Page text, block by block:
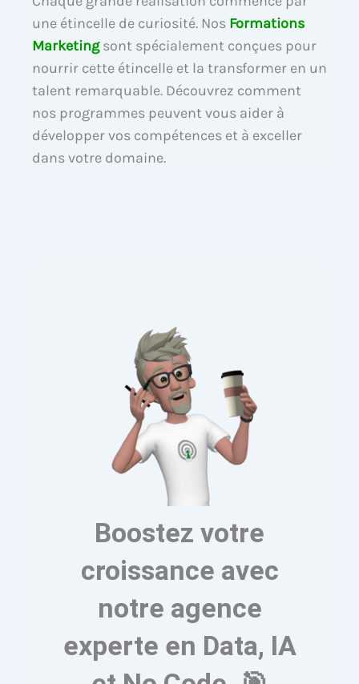
une étincelle de curiosité. Nos Formations
Marketingsont spécialement conçues pour
nourrir cette étincelle et la transformer en un
talent remarquable. Découvrez comment
nos programmes peuvent vous aider à
développer vos compétences et à exceller
dans votre domaine.
Boostez votre
croissance avec
notre agence
experte en Data, IA